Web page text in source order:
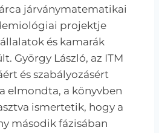
járványmatematikai
projektje
és kamarák
György László, az ITM
és szabályozásért
elmondta, a könyvben
ismertetik, hogy a
második fázisában